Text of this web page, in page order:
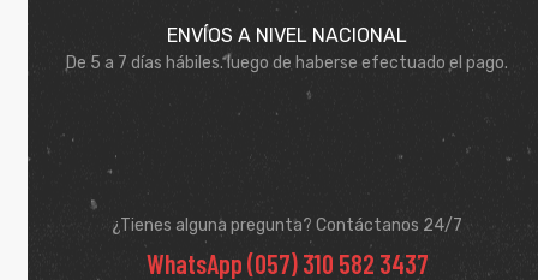
ENVÍOS A NIVEL NACIONAL
De 5 a 7 días hábiles. luego de haberse efectuado el pago.
¿Tienes alguna pregunta? Contáctanos 24/7
WhatsApp (057) 310 582 3437